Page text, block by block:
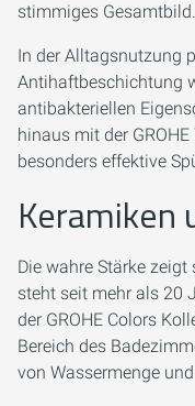
stimmiges Gesamtbild.
In der Alltagsnutzung
Antihaftbeschichtung
antibakteriellen
hinaus mit der
besonders effektive
Keramiken
Die wahre Stärke
steht seit mehr als 20
der GROHE Colors
Bereich des
von Wassermenge